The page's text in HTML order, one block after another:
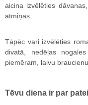
aicina izvēlēties
atmiņas.
Tāpēc vari izvēlēties
divatā, nedēļas
piemēram, laivu
Tēvu diena ir par